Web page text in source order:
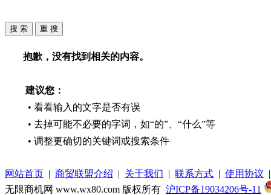
抱歉，没有找到相关的内容。
建议您：
• 看看输入的文字是否有误
• 去掉可能不必要的字词，如“的”、“什么”等
• 调整更确切的关键词或搜索条件
网站首页 | 商贸联盟介绍 | 关于我们 | 联系方式 | 使用协议
无限商机网 www.wx80.com 版权所有 沪ICP备19034206号-11